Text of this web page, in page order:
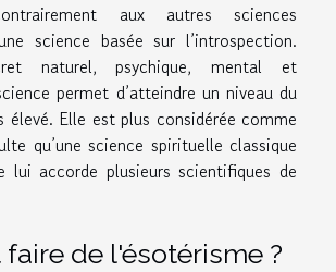
aux autres sciences
science basée sur l’introspection.
naturel, psychique, mental et
permet d’atteindre un niveau du
élevé. Elle est plus considérée comme
qu’une science spirituelle classique
lui accorde plusieurs scientifiques de
de l'ésotérisme ?